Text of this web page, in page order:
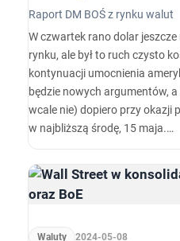
Raport DM BOŚ z rynku walut
W czwartek rano dolar
rynku, ale był to ruch czysto
kontynuacji umocnienia
będzie nowych argumentów,
wcale nie) dopiero przy okazji
w najbliższą środę, 15 maja.…
Waluty 2024-05-08